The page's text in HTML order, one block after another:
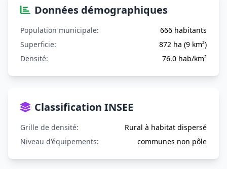
Données démographiques
Population municipale:
666 habitants
Superficie:
872 ha (9 km²)
Densité:
76.0 hab/km²
Classification INSEE
Grille de densité:
Rural à habitat dispersé
Niveau d'équipements:
communes non pôle